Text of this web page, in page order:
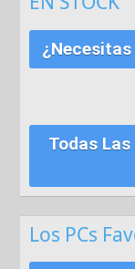
Todas
Los PCs